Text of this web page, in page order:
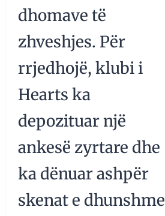
dhomave të
zhveshjes. Për
rrjedhojë, klubi i
Hearts ka
depozituar një
ankesë zyrtare dhe
ka dënuar ashpër
skenat e dhunshme